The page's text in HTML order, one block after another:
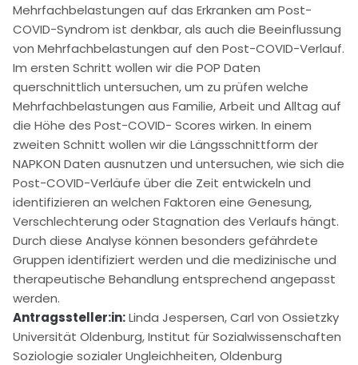
Mehrfachbelastungen auf das Erkranken am Post-
COVID-Syndrom ist denkbar, als auch die Beeinflussung
von Mehrfachbelastungen auf den Post-COVID-Verlauf.
Im ersten Schritt wollen wir die POP Daten
querschnittlich untersuchen, um zu prüfen welche
Mehrfachbelastungen aus Familie, Arbeit und Alltag auf
die Höhe des Post-COVID- Scores wirken. In einem
zweiten Schnitt wollen wir die Längsschnittform der
NAPKON Daten ausnutzen und untersuchen, wie sich die
Post-COVID-Verläufe über die Zeit entwickeln und
identifizieren an welchen Faktoren eine Genesung,
Verschlechterung oder Stagnation des Verlaufs hängt.
Durch diese Analyse können besonders gefährdete
Gruppen identifiziert werden und die medizinische und
therapeutische Behandlung entsprechend angepasst
werden.
Antragssteller:in:Linda Jespersen, Carl von Ossietzky
Universität Oldenburg, Institut für Sozialwissenschaften
Soziologie sozialer Ungleichheiten, Oldenburg